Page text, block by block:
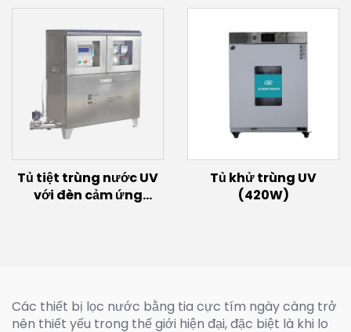
30w Đèn phát sáng
Excimer Bóng đèn UVC
222nm
Tủ tiệt trùng nước UV
với đèn cảm ứng
Tủ khử trùng UV
(420W)
Các thiết bị lọc nước bằng tia cực tím ngày càng trở
nên thiết yếu trong thế giới hiện đại, đặc biệt là khi lo